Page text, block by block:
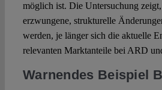
möglich ist. Die Untersuchung
erzwungene, strukturelle
werden, je länger sich die aktuelle
relevanten Marktanteile bei ARD
Warnendes Beispiel